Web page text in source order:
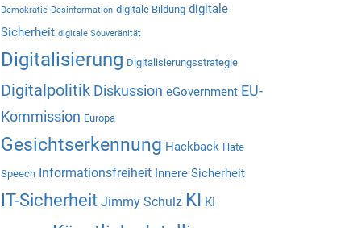
Demokratie Desinformation digitale Bildung digitale
Sicherheit digitale Souveränität
Digitalisierung Digitalisierungsstrategie
Digitalpolitik Diskussion eGovernment EU-
Kommission Europa
Gesichtserkennung Hackback Hate
Speech Informationsfreiheit Innere Sicherheit
IT-Sicherheit Jimmy Schulz KI KI